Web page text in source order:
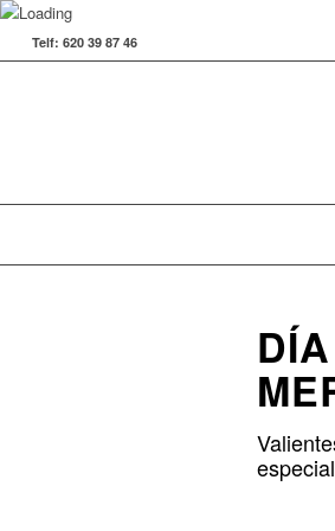
Telf: 620 39 87 46